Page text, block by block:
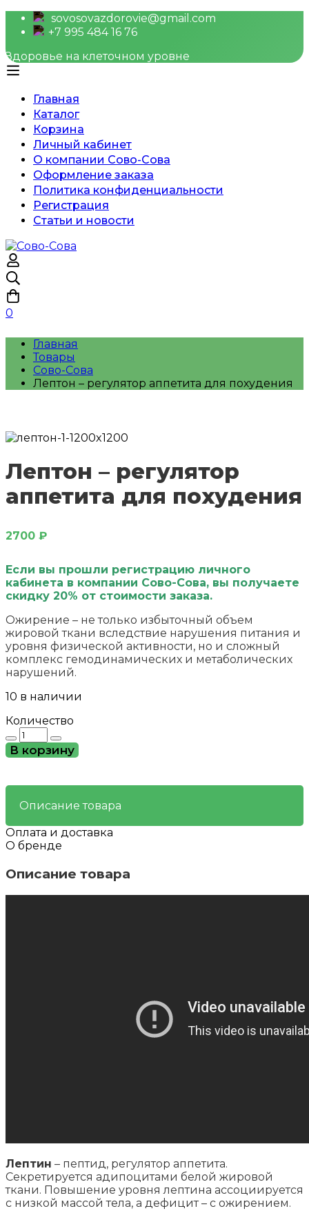
sovosovazdorovie@gmail.com
+7 995 484 16 76
Здоровье на клеточном уровне
Главная
Каталог
Корзина
Личный кабинет
О компании Сово-Сова
Оформление заказа
Политика конфиденциальности
Регистрация
Статьи и новости
0
Главная
Товары
Сово-Сова
Лептон – регулятор аппетита для похудения
Лептон – регулятор
аппетита для похудения
2700 ₽
Если вы прошли регистрацию личного
кабинета в компании Сово-Сова, вы получаете
скидку 20% от стоимости заказа.
Ожирение – не только избыточный объем
жировой ткани вследствие нарушения питания и
уровня физической активности, но и сложный
комплекс гемодинамических и метаболических
нарушений.
10 в наличии
Количество
Количество
товара
Лептон
регулятор
аппетита
для
похудения
В корзину
Описание товара
Оплата и доставка
О бренде
Описание товара
Лептин – пептид, регулятор аппетита.
Секретируется адипоцитами белой жировой
ткани. Повышение уровня лептина ассоциируется
с низкой массой тела, а дефицит – с ожирением.